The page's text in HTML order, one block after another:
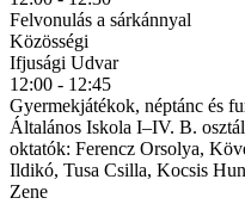
Felvonulás a sárkánnyal
Közösségi
Ifjusági Udvar
12:00 - 12:45
Gyermekjátékok, néptánc és
Általános Iskola I–IV. B.
oktatók: Ferencz Orsolya,
Ildikó, Tusa Csilla, Kocsis
Zene